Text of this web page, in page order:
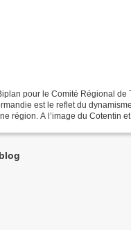
pour le Comité Régional de
est le reflet du
région. A l’image du Cotentin